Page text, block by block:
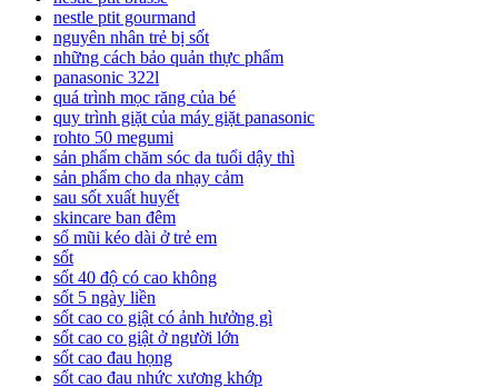
nestle ptit gourmand
nguyên nhân trẻ bị sốt
những cách bảo quản thực phẩm
panasonic 322l
quá trình mọc răng của bé
quy trình giặt của máy giặt panasonic
rohto 50 megumi
sản phẩm chăm sóc da tuổi dậy thì
sản phẩm cho da nhạy cảm
sau sốt xuất huyết
skincare ban đêm
sổ mũi kéo dài ở trẻ em
sốt
sốt 40 độ có cao không
sốt 5 ngày liền
sốt cao co giật có ảnh hưởng gì
sốt cao co giật ở người lớn
sốt cao đau họng
sốt cao đau nhức xương khớp